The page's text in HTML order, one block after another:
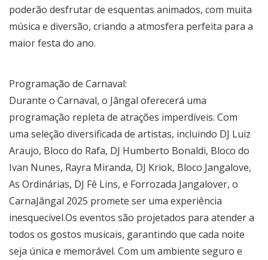
poderão desfrutar de esquentas animados, com muita
música e diversão, criando a atmosfera perfeita para a
maior festa do ano.
Programação de Carnaval:
Durante o Carnaval, o Jângal oferecerá uma
programação repleta de atrações imperdíveis. Com
uma seleção diversificada de artistas, incluindo DJ Luiz
Araujo, Bloco do Rafa, DJ Humberto Bonaldi, Bloco do
Ivan Nunes, Rayra Miranda, DJ Kriok, Bloco Jangalove,
As Ordinárias, DJ Fê Lins, e Forrozada Jangalover, o
CarnaJângal 2025 promete ser uma experiência
inesquecível.Os eventos são projetados para atender a
todos os gostos musicais, garantindo que cada noite
seja única e memorável. Com um ambiente seguro e